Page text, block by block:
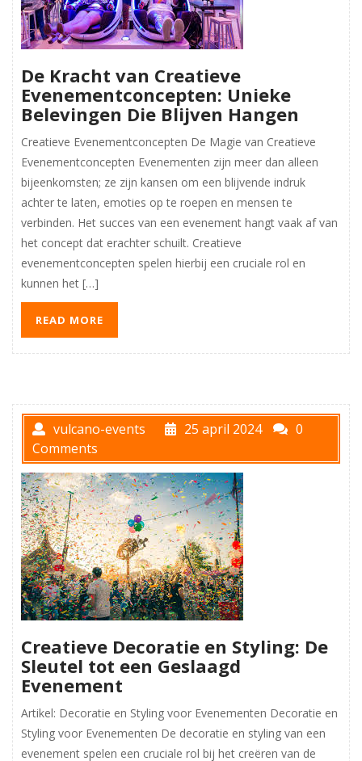
De Kracht van Creatieve
Evenementconcepten: Unieke
Belevingen Die Blijven Hangen
Creatieve Evenementconcepten De Magie van Creatieve
Evenementconcepten Evenementen zijn meer dan alleen
bijeenkomsten; ze zijn kansen om een blijvende indruk
achter te laten, emoties op te roepen en mensen te
verbinden. Het succes van een evenement hangt vaak af van
het concept dat erachter schuilt. Creatieve
evenementconcepten spelen hierbij een cruciale rol en
kunnen het […]
READ MORE
vulcano-events 25 april 2024
0
Comments
Creatieve Decoratie en Styling: De
Sleutel tot een Geslaagd
Evenement
Artikel: Decoratie en Styling voor Evenementen Decoratie en
Styling voor Evenementen De decoratie en styling van een
evenement spelen een cruciale rol bij het creëren van de